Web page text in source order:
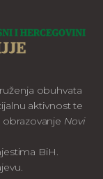
obuhvata
aktivnost te
Novi
BiH.